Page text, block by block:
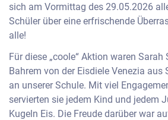
sich am Vormittag des 29.05.2026
Schüler über eine erfrischende
alle!
Für diese „coole“ Aktion waren
Bahrem von der Eisdiele Venezia aus
an unserer Schule. Mit viel
servierten sie jedem Kind und jedem
Kugeln Eis. Die Freude darüber war